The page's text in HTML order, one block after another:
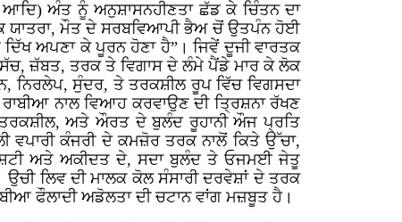
ਅੰਤ ਨੂੰ ਅਨੁਸ਼ਾਸਨਹੀਣਤਾ ਛੱਡ ਕੇ ਚਿੰਤਨ ਦਾ
ਯਾਤਰਾ, ਮੌਤ ਦੇ ਸਰਬਵਿਆਪੀ ਭੈਅ ਚੋਂ ਉਤਪੰਨ ਹੋਈ
ਅਪਣਾ ਕੇ ਪੂਰਨ ਹੋਣਾ ਹੈ”। ਜਿਵੇਂ ਦੂਜੀ ਵਾਰਤਕ
ਸੱਚ, ਜ਼ੱਬਤ, ਤਰਕ ਤੇ ਵਿਗਾਸ ਦੇ ਲੰਮੇ ਪੈਂਡੇ ਮਾਰ ਕੇ ਲੋਕ
ਨਿਰਲੇਪ, ਸੁੰਦਰ, ਤੇ ਤਰਕਸ਼ੀਲ ਰੂਪ ਵਿੱਚ ਵਿਗਸਦਾ
ਨਾਲ ਵਿਆਹ ਕਰਵਾਉਣ ਦੀ ਤ੍ਰਿਸ਼ਨਾ ਰੱਖਣ
ਅਤੇ ਔਰਤ ਦੇ ਬੁਲੰਦ ਰੂਹਾਨੀ ਔਜ ਪ੍ਰਤਿ
ਵਪਾਰੀ ਕੰਜਰੀ ਦੇ ਕਮਜ਼ੋਰ ਤਰਕ ਨਾਲੋਂ ਕਿਤੇ ਉੱਚਾ,
ਅਤੇ ਅਕੀਦਤ ਦੇ, ਸਦਾ ਬੁਲੰਦ ਤੇ ਓਜਮਈ ਜੇਤੂ
ਲਿਵ ਦੀ ਮਾਲਕ ਕੋਲ ਸੰਸਾਰੀ ਦਰਵੇਸ਼ਾਂ ਦੇ ਤਰਕ
ਫੌਲਾਦੀ ਅਡੋਲਤਾ ਦੀ ਚਟਾਨ ਵਾਂਗ ਮਜ਼ਬੂਤ ਹੈ।